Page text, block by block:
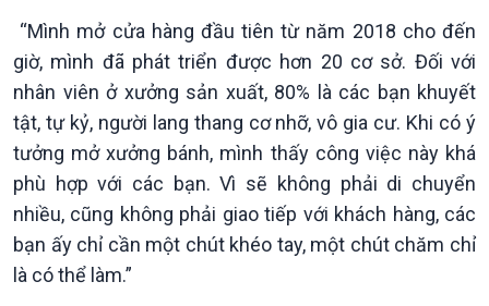
Xã hội
Tin Đời sống & Xã hội
360 độ Sức khỏe
Chuyển đổi Xanh
Khoa học & Công nghệ
Tin Khoa học & Công nghệ
Kết nối công nghệ
“Mình mở cửa hàng đầu tiên từ năm 2018 cho đến
giờ, mình đã phát triển được hơn 20 cơ sở. Đối với
nhân viên ở xưởng sản xuất, 80% là các bạn khuyết
tật, tự kỷ, người lang thang cơ nhỡ, vô gia cư. Khi có ý
tưởng mở xưởng bánh, mình thấy công việc này khá
phù hợp với các bạn. Vì sẽ không phải di chuyển
nhiều, cũng không phải giao tiếp với khách hàng, các
bạn ấy chỉ cần một chút khéo tay, một chút chăm chỉ
là có thể làm.”